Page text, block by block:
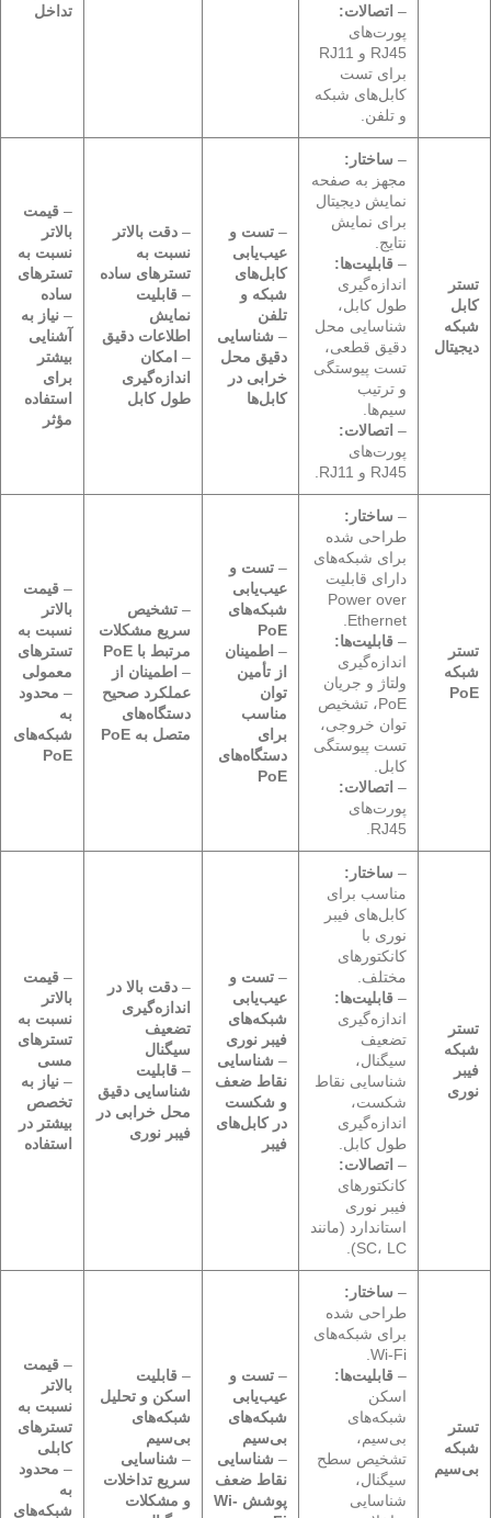
– اتصالات:
پورت‌های
RJ45 و RJ11
برای تست
کابل‌های شبکه
و تلفن.
تداخل
تستر
کابل
شبکه
دیجیتال
– ساختار:
مجهز به صفحه
نمایش دیجیتال
برای نمایش
نتایج.
– قابلیت‌ها:
اندازه‌گیری
طول کابل،
شناسایی محل
دقیق قطعی،
تست پیوستگی
و ترتیب
سیم‌ها.
– اتصالات:
پورت‌های
RJ45 و RJ11.
– تست و
عیب‌یابی
کابل‌های
شبکه و
تلفن
– شناسایی
دقیق محل
خرابی در
کابل‌ها
– دقت بالاتر
نسبت به
تسترهای ساده
– قابلیت
نمایش
اطلاعات دقیق
– امکان
اندازه‌گیری
طول کابل
– قیمت
بالاتر
نسبت به
تسترهای
ساده
– نیاز به
آشنایی
بیشتر
برای
استفاده
مؤثر
تستر
شبکه
PoE
– ساختار:
طراحی شده
برای شبکه‌های
دارای قابلیت
Power over
Ethernet.
– قابلیت‌ها:
اندازه‌گیری
ولتاژ و جریان
PoE، تشخیص
توان خروجی،
تست پیوستگی
کابل.
– اتصالات:
پورت‌های
RJ45.
– تست و
عیب‌یابی
شبکه‌های
PoE
– اطمینان
از تأمین
توان
مناسب
برای
دستگاه‌های
PoE
– تشخیص
سریع مشکلات
مرتبط با PoE
– اطمینان از
عملکرد صحیح
دستگاه‌های
متصل به PoE
– قیمت
بالاتر
نسبت به
تسترهای
معمولی
– محدود
به
شبکه‌های
PoE
تستر
شبکه
فیبر
نوری
– ساختار:
مناسب برای
کابل‌های فیبر
نوری با
کانکتورهای
مختلف.
– قابلیت‌ها:
اندازه‌گیری
تضعیف
سیگنال،
شناسایی نقاط
شکست،
اندازه‌گیری
طول کابل.
– اتصالات:
کانکتورهای
فیبر نوری
استاندارد (مانند
SC، LC).
– تست و
عیب‌یابی
شبکه‌های
فیبر نوری
– شناسایی
نقاط ضعف
و شکست
در کابل‌های
فیبر
– دقت بالا در
اندازه‌گیری
تضعیف
سیگنال
– قابلیت
شناسایی دقیق
محل خرابی در
فیبر نوری
– قیمت
بالاتر
نسبت به
تسترهای
مسی
– نیاز به
تخصص
بیشتر در
استفاده
تستر
شبکه
بی‌سیم
– ساختار:
طراحی شده
برای شبکه‌های
Wi-Fi.
– قابلیت‌ها:
اسکن
شبکه‌های
بی‌سیم،
تشخیص سطح
سیگنال،
شناسایی
– تست و
عیب‌یابی
شبکه‌های
بی‌سیم
– شناسایی
نقاط ضعف
پوشش Wi-
– قابلیت
اسکن و تحلیل
شبکه‌های
بی‌سیم
– شناسایی
سریع تداخلات
و مشکلات
– قیمت
بالاتر
نسبت به
تسترهای
کابلی
– محدود
به
شبکه‌های